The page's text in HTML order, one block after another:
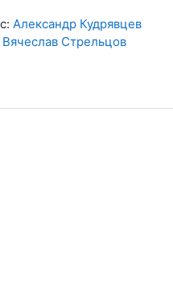
Александр Кудрявцев
Вячеслав Стрельцов